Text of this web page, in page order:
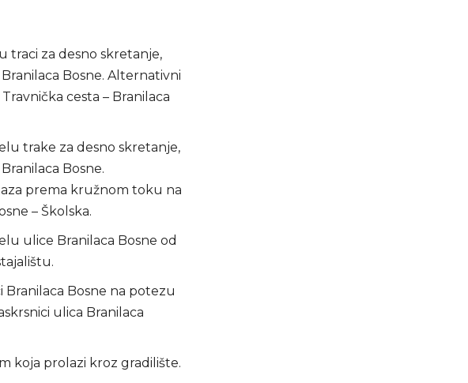
traci za desno skretanje,
Bosne. Alternativni
cesta – Branilaca
trake za desno skretanje,
Bosne.
prema kružnom toku na
– Školska.
ulice Branilaca Bosne od
Bosne na potezu
ulica Branilaca
koja prolazi kroz gradilište.